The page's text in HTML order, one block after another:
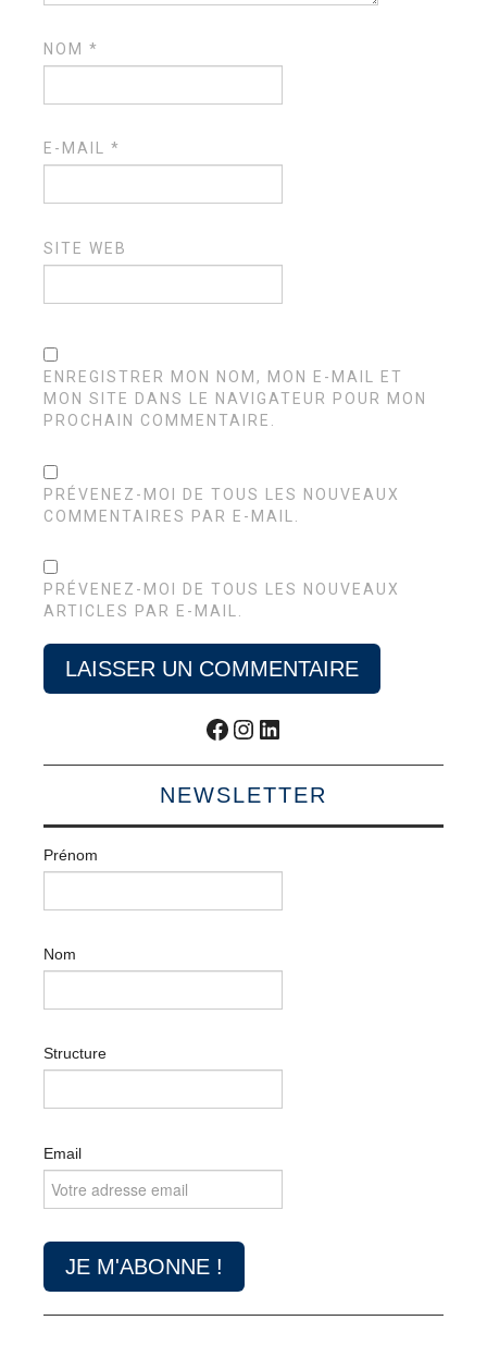
NOM*
E-MAIL*
SITE WEB
ENREGISTRER MON NOM, MON E-MAIL ET
MON SITE DANS LE NAVIGATEUR POUR MON
PROCHAIN COMMENTAIRE.
PRÉVENEZ-MOI DE TOUS LES NOUVEAUX
COMMENTAIRES PAR E-MAIL.
PRÉVENEZ-MOI DE TOUS LES NOUVEAUX
ARTICLES PAR E-MAIL.
Facebook
Instagram
LinkedIn
NEWSLETTER
Prénom
Nom
Structure
Email